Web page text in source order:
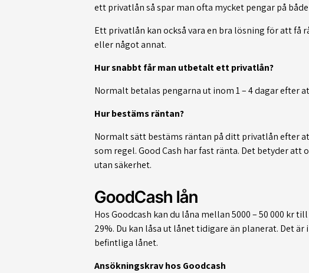
ett privatlån så spar man ofta mycket pengar på
Ett privatlån kan också vara en bra lösning för att
eller något annat.
Hur snabbt får man utbetalt ett privatlån?
Normalt betalas pengarna ut inom 1 – 4 dagar efter
Hur bestäms räntan?
Normalt sätt bestäms räntan på ditt privatlån efter
som regel. Good Cash har fast ränta. Det betyder
utan säkerhet.
GoodCash lån
Hos Goodcash kan du låna mellan 5000 – 50 000 kr
29%. Du kan låsa ut lånet tidigare än planerat. Det
befintliga lånet.
Ansökningskrav hos Goodcash